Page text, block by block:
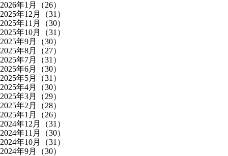
2026年1月（26）
2025年12月（31）
2025年11月（30）
2025年10月（31）
2025年9月（30）
2025年8月（27）
2025年7月（31）
2025年6月（30）
2025年5月（31）
2025年4月（30）
2025年3月（29）
2025年2月（28）
2025年1月（26）
2024年12月（31）
2024年11月（30）
2024年10月（31）
2024年9月（30）